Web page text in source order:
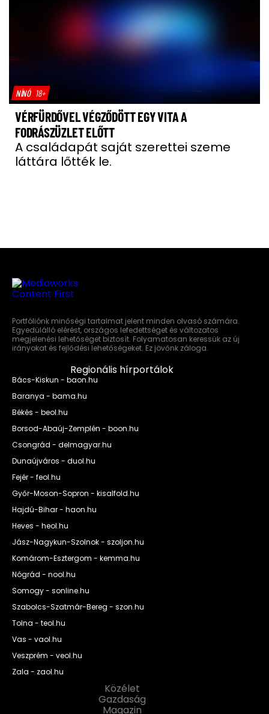
NÍNÓ 18+
VÉRFÜRDŐVEL VÉGZŐDÖTT EGY VITA A
FODRÁSZÜZLET ELŐTT
A családapát saját szerettei szeme
láttára lőtték le.
Portfóliónk minőségi tartalmat jelent minden olvasó számára.
Egyedülálló elérést, országos lefedettséget és változatos
megjelenési lehetőséget biztosít. Folyamatosan keressük az új
irányokat és fejlődési lehetőségeket. Ez jövőnk záloga.
Regionális hírportálok
Bács-Kiskun - baon.hu
Baranya - bama.hu
Békés - beol.hu
Borsod-Abaúj-Zemplén - boon.hu
Csongrád - delmagyar.hu
Dunaújváros - duol.hu
Fejér - feol.hu
Győr-Moson-Sopron - kisalfold.hu
Hajdú-Bihar - haon.hu
Heves - heol.hu
Jász-Nagykun-Szolnok - szoljon.hu
Komárom-Esztergom - kemma.hu
Nógrád - nool.hu
Somogy - sonline.hu
Szabolcs-Szatmár-Bereg - szon.hu
Tolna - teol.hu
Vas - vaol.hu
Veszprém - veol.hu
Zala - zaol.hu
Közélet
Gazdaság
Magazin